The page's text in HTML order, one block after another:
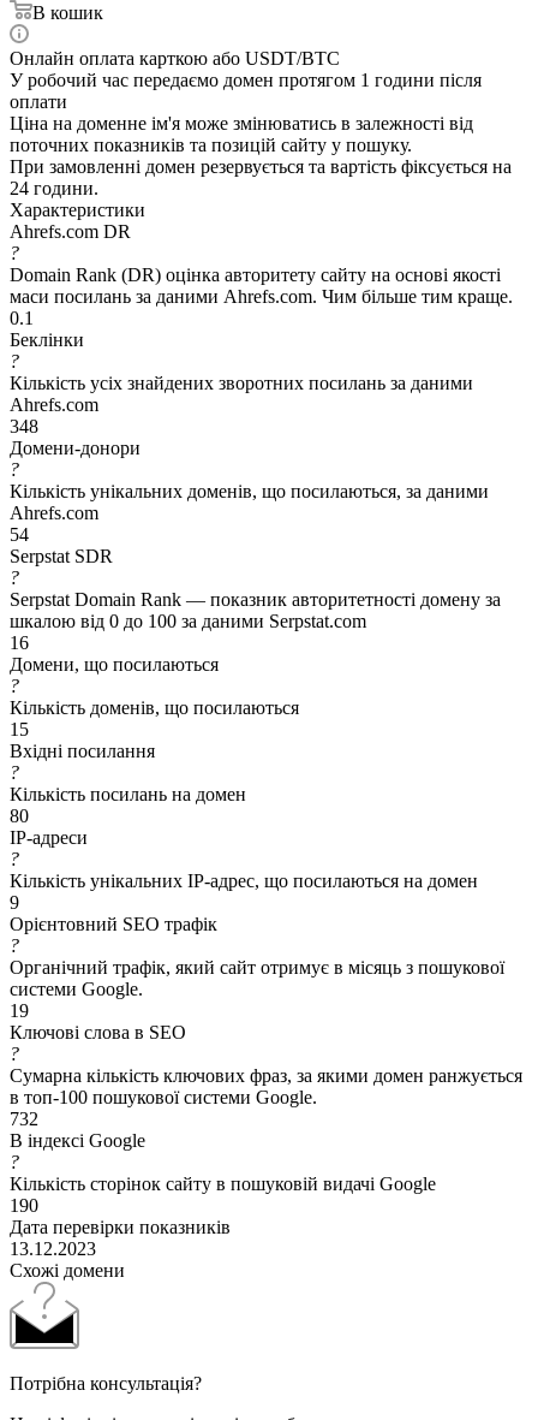
В кошик
Онлайн оплата карткою або USDT/BTC
У робочий час передаємо домен протягом 1 години після
оплати
Ціна на доменне ім'я може змінюватись в залежності від
поточних показників та позицій сайту у пошуку.
При замовленні домен резервується та вартість фіксується на
24 години.
Характеристики
Ahrefs.com DR
?
Domain Rank (DR) оцінка авторитету сайту на основі якості
маси посилань за даними Ahrefs.com. Чим більше тим краще.
0.1
Беклінки
?
Кількість усіх знайдених зворотних посилань за даними
Ahrefs.com
348
Домени-донори
?
Кількість унікальних доменів, що посилаються, за даними
Ahrefs.com
54
Serpstat SDR
?
Serpstat Domain Rank — показник авторитетності домену за
шкалою від 0 до 100 за даними Serpstat.com
16
Домени, що посилаються
?
Кількість доменів, що посилаються
15
Вхідні посилання
?
Кількість посилань на домен
80
IP-адреси
?
Кількість унікальних IP-адрес, що посилаються на домен
9
Орієнтовний SEO трафік
?
Органічний трафік, який сайт отримує в місяць з пошукової
системи Google.
19
Ключові слова в SEO
?
Сумарна кількість ключових фраз, за якими домен ранжується
в топ-100 пошукової системи Google.
732
В індексі Google
?
Кількість сторінок сайту в пошуковій видачі Google
190
Дата перевірки показників
13.12.2023
Схожі домени
Потрібна консультація?